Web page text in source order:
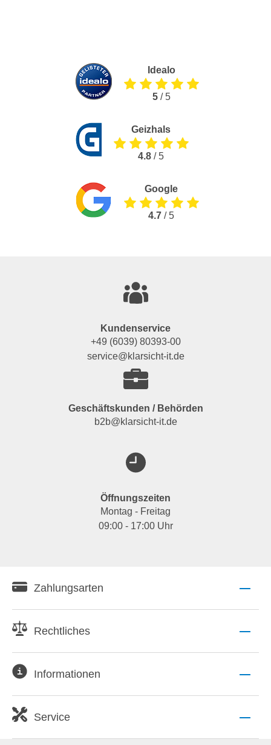
Idealo
5/ 5
Geizhals
4.8 / 5
Google
4.7 / 5
Kundenservice
+49 (6039) 80393-00
service@klarsicht-it.de
Geschäftskunden / Behörden
b2b@klarsicht-it.de
Öffnungszeiten
Montag - Freitag
09:00 - 17:00 Uhr
Zahlungsarten
Rechtliches
Informationen
Service